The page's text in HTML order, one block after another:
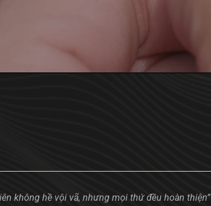
không hề vội vã, nhưng mọi thứ đều hoàn thiện”